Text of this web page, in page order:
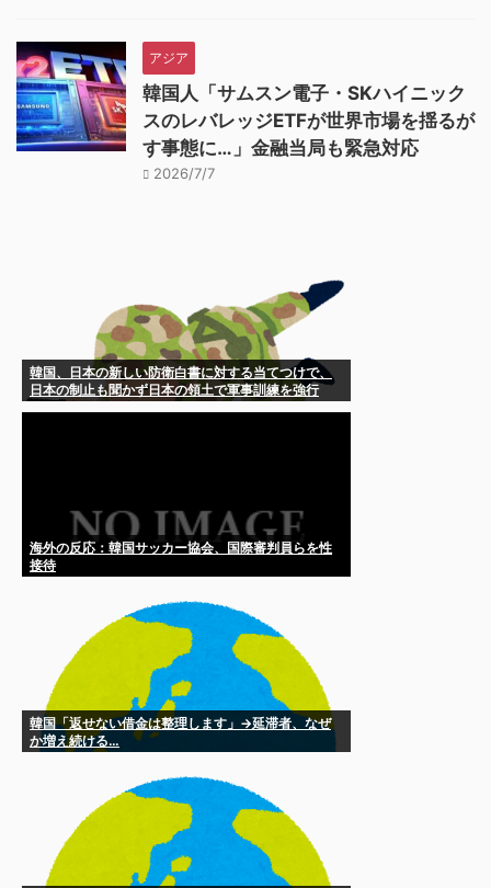
アジア
韓国人「サムスン電子・SKハイニック
スのレバレッジETFが世界市場を揺るが
す事態に…」金融当局も緊急対応
2026/7/7
韓国、日本の新しい防衛白書に対する当てつけで、
日本の制止も聞かず日本の領土で軍事訓練を強行
海外の反応：韓国サッカー協会、国際審判員らを性
接待
韓国「返せない借金は整理します」→延滞者、なぜ
か増え続ける…